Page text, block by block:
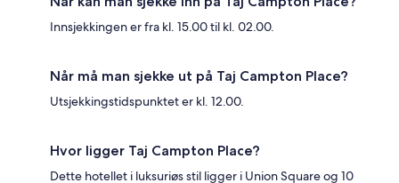
Innsjekkingen er fra kl. 15.00 til kl. 02.00.
Når må man sjekke ut på Taj Campton Place?
Utsjekkingstidspunktet er kl. 12.00.
Hvor ligger Taj Campton Place?
Dette hotellet i luksuriøs stil ligger i Union Square og 10